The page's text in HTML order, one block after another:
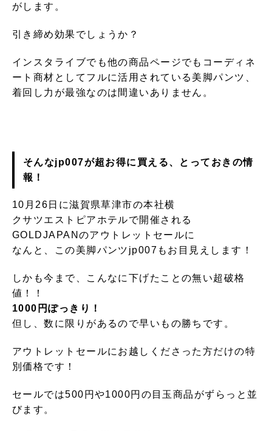
がします。
引き締め効果でしょうか？
インスタライブでも他の商品ページでもコーディネ
ート商材としてフルに活用されている美脚パンツ、
着回し力が最強なのは間違いありません。
そんなjp007が超お得に買える、とっておきの情
報！
10月26日に滋賀県草津市の本社横
クサツエストピアホテルで開催される
GOLDJAPANのアウトレットセールに
なんと、この美脚パンツjp007もお目見えします！
しかも今まで、こんなに下げたことの無い超破格
値！！
1000円ぽっきり！
但し、数に限りがあるので早いもの勝ちです。
アウトレットセールにお越しくださった方だけの特
別価格です！
セールでは500円や1000円の目玉商品がずらっと並
びます。